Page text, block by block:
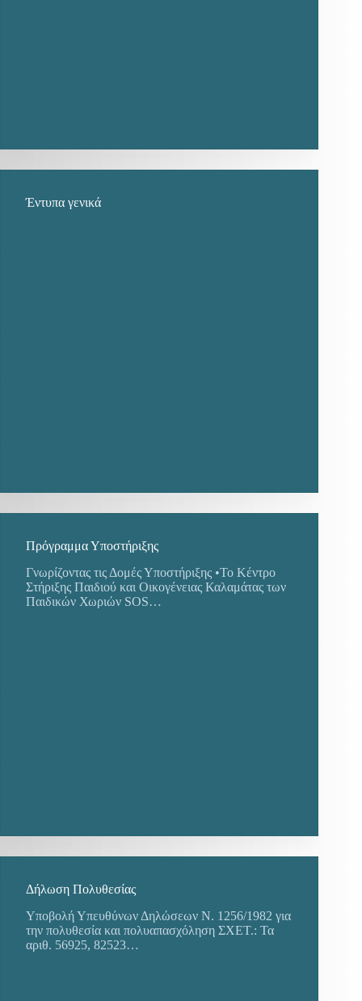
Έντυπα γενικά
Πρόγραμμα Υποστήριξης
Γνωρίζοντας τις Δομές Υποστήριξης •Το Κέντρο
Στήριξης Παιδιού και Οικογένειας Καλαμάτας των
Παιδικών Χωριών SOS…
Δήλωση Πολυθεσίας
Υποβολή Υπευθύνων Δηλώσεων Ν. 1256/1982 για
την πολυθεσία και πολυαπασχόληση ΣΧΕΤ.: Τα
αριθ. 56925, 82523…